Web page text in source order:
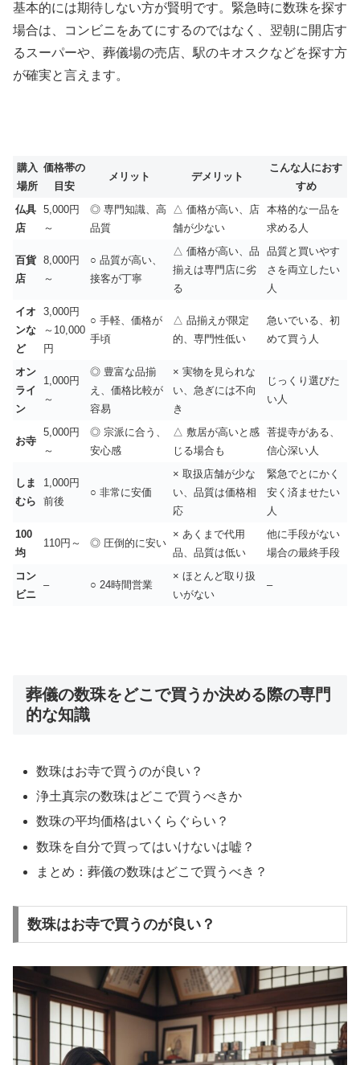
基本的には期待しない方が賢明です。緊急時に数珠を探す
場合は、コンビニをあてにするのではなく、翌朝に開店す
るスーパーや、葬儀場の売店、駅のキオスクなどを探す方
が確実と言えます。
購入
場所
価格帯の
目安
メリット デメリット
こんな人におす
すめ
仏具
店
5,000円
～
◎ 専門知識、高
品質
△ 価格が高い、店
舗が少ない
本格的な一品を
求める人
百貨
店
8,000円
～
○ 品質が高い、
接客が丁寧
△ 価格が高い、品
揃えは専門店に劣
る
品質と買いやす
さを両立したい
人
イオ
ンな
ど
3,000円
～10,000
円
○ 手軽、価格が
手頃
△ 品揃えが限定
的、専門性低い
急いでいる、初
めて買う人
オン
ライ
ン
1,000円
～
◎ 豊富な品揃
え、価格比較が
容易
× 実物を見られな
い、急ぎには不向
き
じっくり選びた
い人
お寺
5,000円
～
◎ 宗派に合う、
安心感
△ 敷居が高いと感
じる場合も
菩提寺がある、
信心深い人
しま
むら
1,000円
前後
○ 非常に安価
× 取扱店舗が少な
い、品質は価格相
応
緊急でとにかく
安く済ませたい
人
100
均
110円～ ◎ 圧倒的に安い
× あくまで代用
品、品質は低い
他に手段がない
場合の最終手段
コン
ビニ
– ○ 24時間営業
× ほとんど取り扱
いがない
–
葬儀の数珠をどこで買うか決める際の専門
的な知識
数珠はお寺で買うのが良い？
浄土真宗の数珠はどこで買うべきか
数珠の平均価格はいくらぐらい？
数珠を自分で買ってはいけないは嘘？
まとめ：葬儀の数珠はどこで買うべき？
数珠はお寺で買うのが良い？